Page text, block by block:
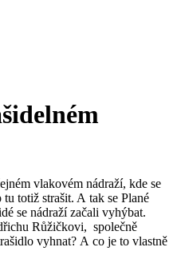
vlakovém nádraží, kde se
totiž strašit. A tak se Plané
se nádraží začali vyhýbat.
Růžičkovi, společně
vyhnat? A co je to vlastně